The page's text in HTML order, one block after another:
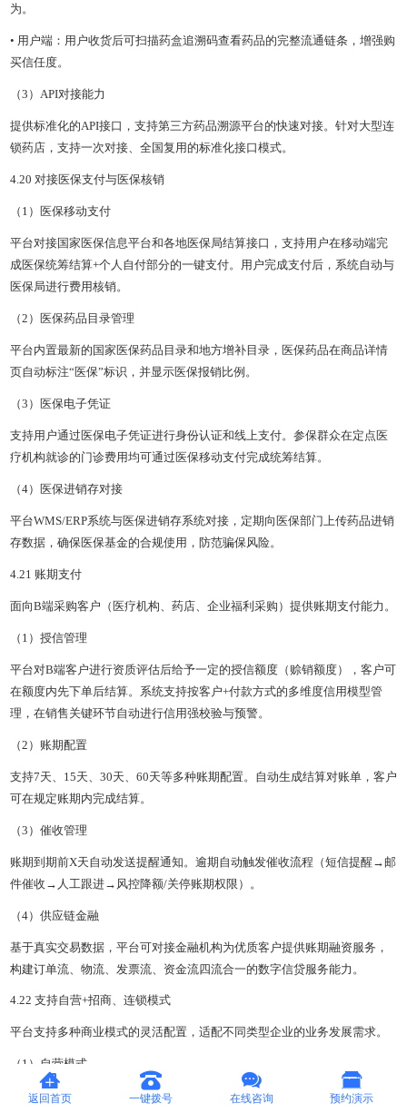
为。
• 用户端：用户收货后可扫描药盒追溯码查看药品的完整流通链条，增强购
买信任度。
（3）API对接能力
提供标准化的API接口，支持第三方药品溯源平台的快速对接。针对大型连
锁药店，支持一次对接、全国复用的标准化接口模式。
4.20 对接医保支付与医保核销
（1）医保移动支付
平台对接国家医保信息平台和各地医保局结算接口，支持用户在移动端完
成医保统筹结算+个人自付部分的一键支付。用户完成支付后，系统自动与
医保局进行费用核销。
（2）医保药品目录管理
平台内置最新的国家医保药品目录和地方增补目录，医保药品在商品详情
页自动标注“医保”标识，并显示医保报销比例。
（3）医保电子凭证
支持用户通过医保电子凭证进行身份认证和线上支付。参保群众在定点医
疗机构就诊的门诊费用均可通过医保移动支付完成统筹结算。
（4）医保进销存对接
平台WMS/ERP系统与医保进销存系统对接，定期向医保部门上传药品进销
存数据，确保医保基金的合规使用，防范骗保风险。
4.21 账期支付
面向B端采购客户（医疗机构、药店、企业福利采购）提供账期支付能力。
（1）授信管理
平台对B端客户进行资质评估后给予一定的授信额度（赊销额度），客户可
在额度内先下单后结算。系统支持按客户+付款方式的多维度信用模型管
理，在销售关键环节自动进行信用强校验与预警。
（2）账期配置
支持7天、15天、30天、60天等多种账期配置。自动生成结算对账单，客户
可在规定账期内完成结算。
（3）催收管理
账期到期前X天自动发送提醒通知。逾期自动触发催收流程（短信提醒→邮
件催收→人工跟进→风控降额/关停账期权限）。
（4）供应链金融
基于真实交易数据，平台可对接金融机构为优质客户提供账期融资服务，
构建订单流、物流、发票流、资金流四流合一的数字信贷服务能力。
4.22 支持自营+招商、连锁模式
平台支持多种商业模式的灵活配置，适配不同类型企业的业务发展需求。
（1）自营模式
平台方自行采购、仓储、销售，承担全部商品责任的纯自营模式。适用于
返回首页 一键拨号 在线咨询 预约演示